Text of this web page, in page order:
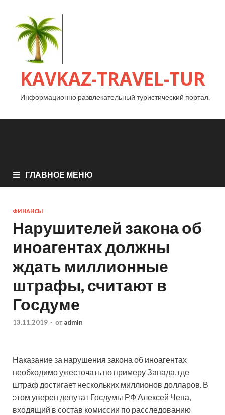
KAVKAZ-TRAVEL-TUR
Информационно развлекательный туристический портал.
ГЛАВНОЕ МЕНЮ
ФИНАНСЫ
Нарушителей закона об
иноагентах должны
ждать миллионные
штрафы, считают в
Госдуме
13.11.2019 - от admin
Наказание за нарушения закона об иноагентах
необходимо ужесточать по примеру Запада, где
штраф достигает нескольких миллионов долларов. В
этом уверен депутат Госдумы РФ Алексей Чепа,
входящий в состав комиссии по расследованию